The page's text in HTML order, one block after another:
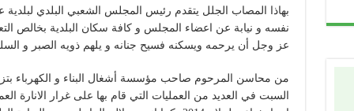
بهاذا المصاب الجلل يتقدم رئيس المجلس الشعبي البلدي
نفسه و نيابة عن اعضاء المجلس و كافة سكان البلدية بخالص
عز وجل أن يرحمه ويسكنه فسيح جنانه و يلهم ذويه الصبر و
من محاسن المرحوم صاحب مؤسسة أشغال البناء و الكهرباء